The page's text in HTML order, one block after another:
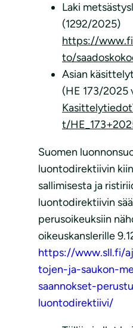
Laki
(1292/2025)
https://
to/
Asian
(HE 173/2025
t/
Suomen
luontodirektiivin
sallimisesta ja
luontodirektiivin
perusoikeuksiin
oikeuskanslerille
https://www.sll.fi/
tojen-ja-saukon-
saannokset-
luontodirektiivi/